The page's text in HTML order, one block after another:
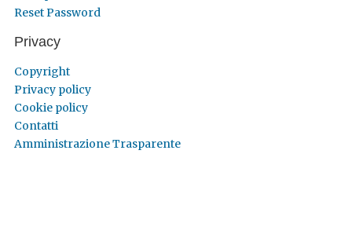
Reset Password
Privacy
Copyright
Privacy policy
Cookie policy
Contatti
Amministrazione Trasparente